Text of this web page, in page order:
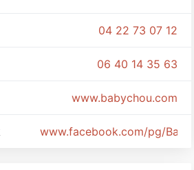
04 22 73 07 12
06 40 14 35 63
www.babychou.com
www.facebook.com/pg/